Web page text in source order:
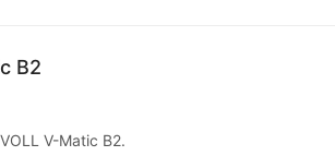
B2
V-Matic B2.